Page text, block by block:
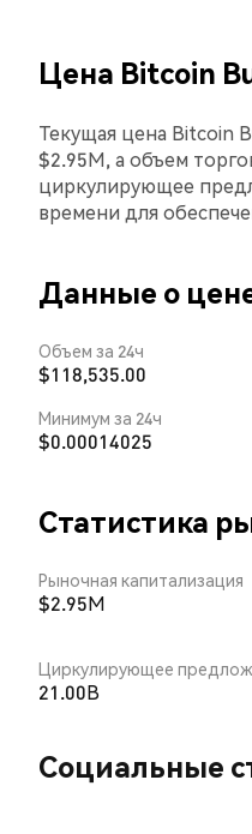
Цена Bitcoin
Текущая цена Bitcoin
$2.95M, а объем
циркулирующее
времени для
Данные о
Объем за 24ч
$118,535.00
Минимум за 24ч
$0.00014025
Статистика
Рыночная капитализация
$2.95M
Циркулирующее
21.00B
Социальные